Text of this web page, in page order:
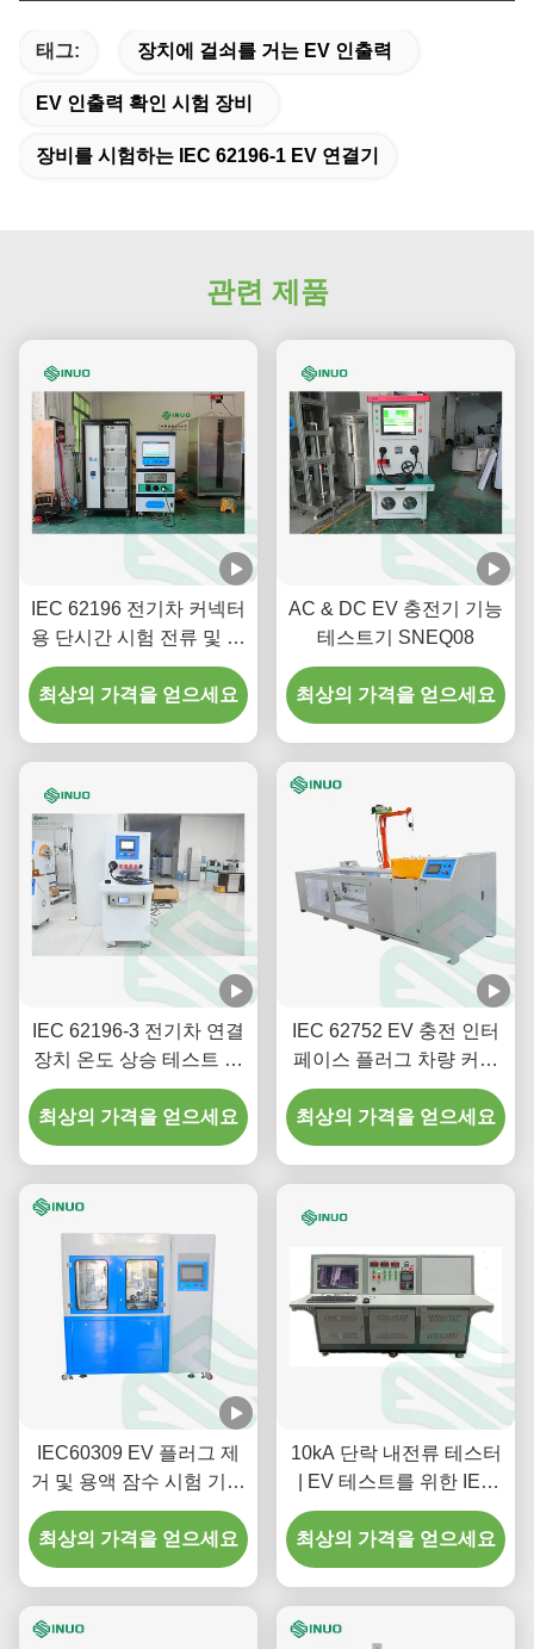
태그: 장치에 걸쇠를 거는 EV 인출력
EV 인출력 확인 시험 장비
장비를 시험하는 IEC 62196-1 EV 연결기
관련 제품
IEC 62196 전기차 커넥터
용 단시간 시험 전류 및 온
도 상승 시험 시스템
최상의 가격을 얻으세요
AC & DC EV 충전기 기능
테스트기 SNEQ08
최상의 가격을 얻으세요
IEC 62196-3 전기차 연결
장치 온도 상승 테스트 장
비
최상의 가격을 얻으세요
IEC 62752 EV 충전 인터
페이스 플러그 차량 커넥
터 테스트 머신
최상의 가격을 얻으세요
IEC60309 EV 플러그 제
거 및 용액 잠수 시험 기계
로 삽입
최상의 가격을 얻으세요
10kA 단락 내전류 테스터
| EV 테스트를 위한 IEC
62196-1 준수
최상의 가격을 얻으세요